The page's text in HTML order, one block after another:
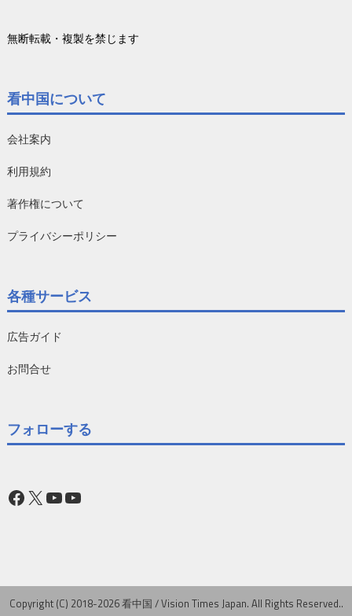
無断転載・複製を禁じます
看中国について
会社案内
利用規約
著作権について
プライバシーポリシー
各種サービス
広告ガイド
お問合せ
フォローする
Facebook
X YouTube
YouTube
Copyright (C) 2018-2026 看中国 / Vision Times Japan. All Rights Reserved..